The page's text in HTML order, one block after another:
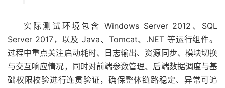
实际测试环境包含 Windows Server 2012、SQL
Server 2017，以及 Java、Tomcat、.NET 等运行组件。
过程中重点关注启动耗时、日志输出、资源同步、模块切换
与交互响应情况，同时对前端参数管理、后端数据调度与基
础权限校验进行连贯验证，确保整体链路稳定、异常可追